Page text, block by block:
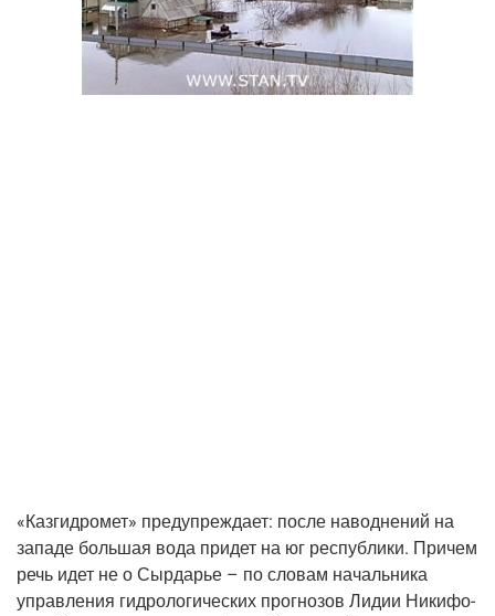
«Каз­гид­ро­мет» пре­ду­пре­жда­ет: после навод­не­ний на
запа­де боль­шая вода при­дет на юг рес­пуб­ли­ки. При­чем
речь идет не о Сыр­да­рье – по сло­вам началь­ни­ка
управ­ле­ния гид­ро­ло­ги­че­ских про­гно­зов Лидии Ники­фо­